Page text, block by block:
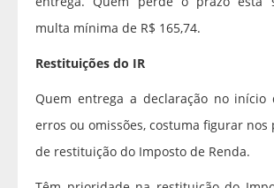
multa mínima de R$ 165,74.
Restituições do IR
Quem entrega a declaração no início
erros ou omissões, costuma figurar nos
de restituição do Imposto de Renda.